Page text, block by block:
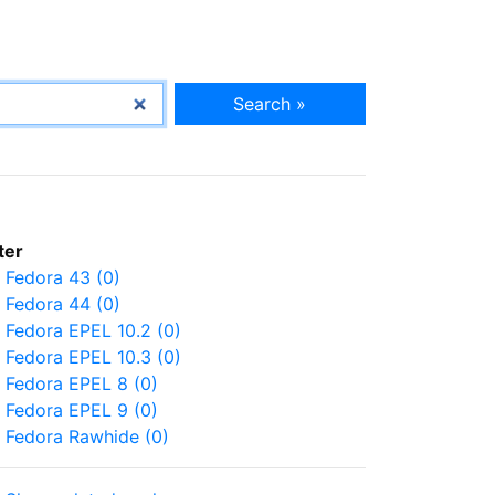
Search »
Fedora 43 (0)
Fedora 44 (0)
Fedora EPEL 10.2 (0)
Fedora EPEL 10.3 (0)
Fedora EPEL 8 (0)
Fedora EPEL 9 (0)
Fedora Rawhide (0)